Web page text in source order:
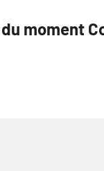
moment